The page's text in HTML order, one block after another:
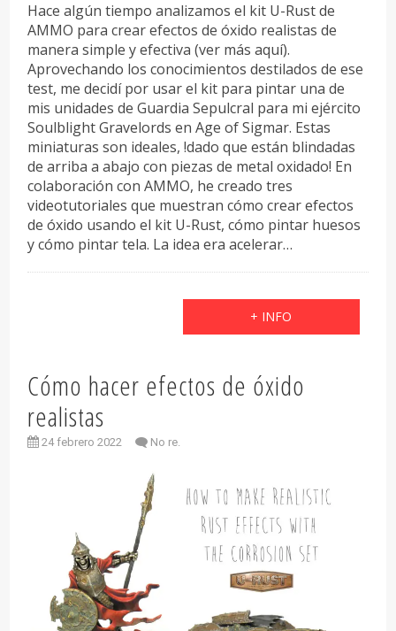
Hace algún tiempo analizamos el kit U-Rust de
AMMO para crear efectos de óxido realistas de
manera simple y efectiva (ver más aquí).
Aprovechando los conocimientos destilados de ese
test, me decidí por usar el kit para pintar una de
mis unidades de Guardia Sepulcral para mi ejército
Soulblight Gravelords en Age of Sigmar. Estas
miniaturas son ideales, !dado que están blindadas
de arriba a abajo con piezas de metal oxidado! En
colaboración con AMMO, he creado tres
videotutoriales que muestran cómo crear efectos
de óxido usando el kit U-Rust, cómo pintar huesos
y cómo pintar tela. La idea era acelerar…
+ INFO
Cómo hacer efectos de óxido
realistas
24 febrero 2022 No re.